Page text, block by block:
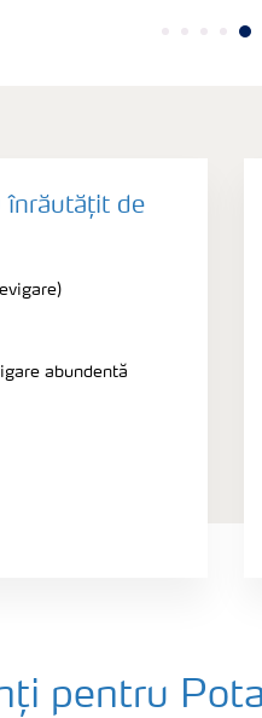
înrăutățit de
abundentă
pentru